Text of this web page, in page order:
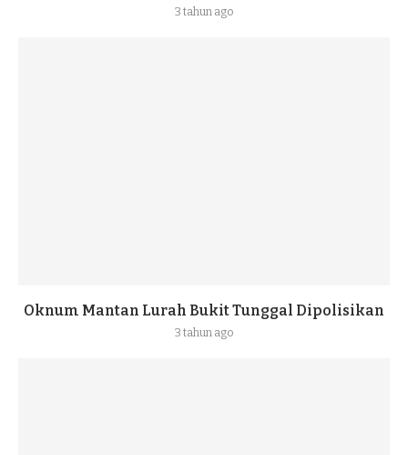
3 tahun ago
Oknum Mantan Lurah Bukit Tunggal Dipolisikan
3 tahun ago